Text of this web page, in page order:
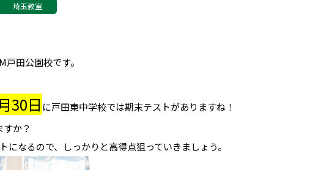
埼玉教室
戸田公園校です。
30日 に戸田東中学校では期末テストがありますね！
か？
になるので、しっかりと高得点狙っていきましょう。